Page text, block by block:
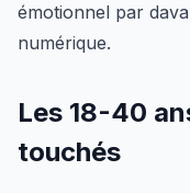
émotionnel par
numérique.
Les 18-40
touchés